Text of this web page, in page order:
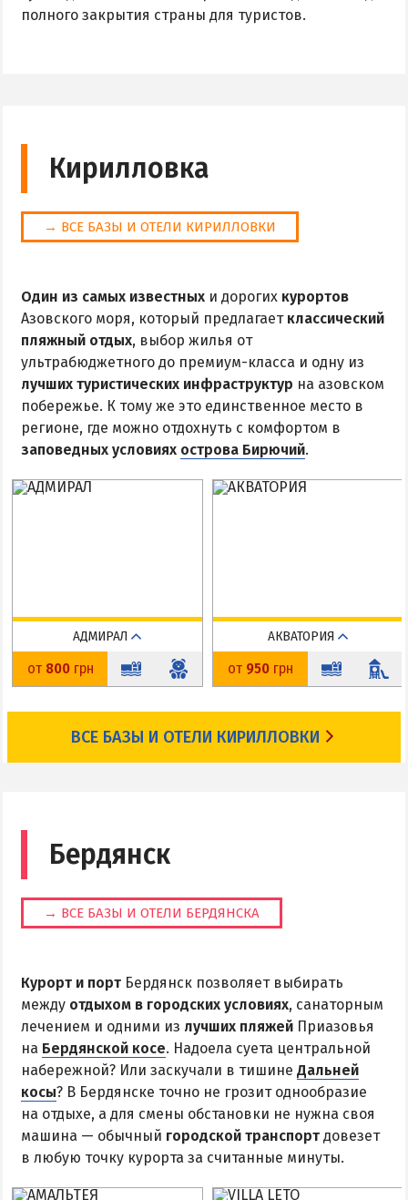
Поездки на море — лайфхаки
Лазурное
Хорлы
полного закрытия страны для туристов.
Кирилловка
→ ВСЕ БАЗЫ И ОТЕЛИ КИРИЛЛОВКИ
Один из самых известных и дорогих курортов
Азовского моря, который предлагает классический
пляжный отдых, выбор жилья от
ультрабюджетного до премиум-класса и одну из
лучших туристических инфраструктур на азовском
побережье. К тому же это единственное место в
регионе, где можно отдохнуть с комфортом в
заповедных условиях острова Бирючий.
АДМИРАЛ
Федотова коса
До пляжа: 50 м
На карте
от 800грн
АКВАТОРИЯ
Федотова коса
До пляжа: 90 м
На карте
от 950 грн
ВСЕ БАЗЫ И ОТЕЛИ КИРИЛЛОВКИ
Бердянск
→ ВСЕ БАЗЫ И ОТЕЛИ БЕРДЯНСКА
Курорт и порт Бердянск позволяет выбирать
между отдыхом в городских условиях, санаторным
лечением и одними из лучших пляжей Приазовья
на Бердянской косе. Надоела суета центральной
набережной? Или заскучали в тишине Дальней
косы? В Бердянске точно не грозит однообразие
на отдыхе, а для смены обстановки не нужна своя
машина — обычный городской транспорт довезет
в любую точку курорта за считанные минуты.